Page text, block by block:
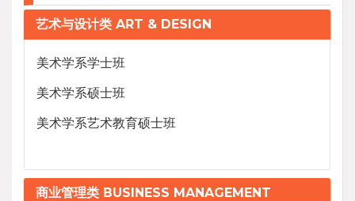
艺术与设计类 ART & DESIGN
美术学系学士班
美术学系硕士班
美术学系艺术教育硕士班
商业管理类 BUSINESS MANAGEMENT